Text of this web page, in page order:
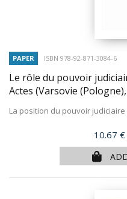
PAPER ISBN 978-92-871-3084-6
Le rôle du pouvoir
Actes (Varsovie
La position du pouvoir
Price
10.67 €